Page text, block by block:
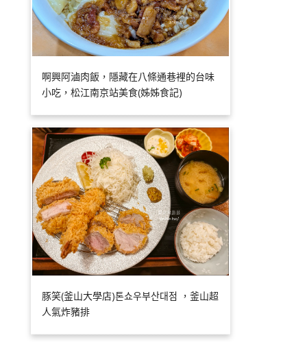
啊興阿滷肉飯，隱藏在八條通巷裡的台味
小吃，松江南京站美食(姊姊食記)
豚笑(釜山大學店)톤쇼우부산대점 ，釜山超
人氣炸豬排